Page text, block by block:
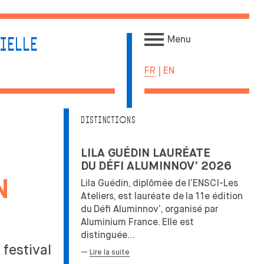
Menu
FR EN
ÉCHANGES ACADÉMIQUES
INTERNATIONAUX
MEDES UNE SPÉCIFICITÉ
STAGES & ÉCHANGES
ACADÉMIQUES
INTERNATIONAUX
SORTANTS
festival
DISTINCTIONS
LILA GUÉDIN LAURÉATE
DU DÉFI ALUMINNOV’ 2026
Lila Guédin, diplômée de l’ENSCI-Les
Ateliers, est lauréate de la 11e édition
du Défi Aluminnov’, organisé par
Aluminium France. Elle est
distinguée…
— Lire la suite